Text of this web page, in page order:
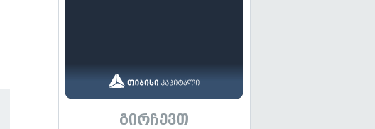
გირჩევთ